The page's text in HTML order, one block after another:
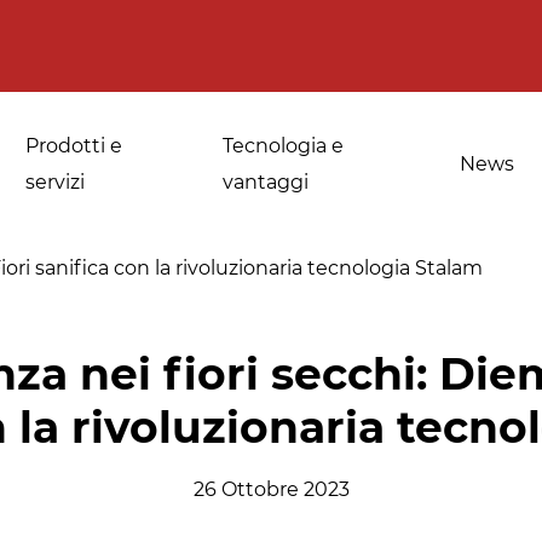
Prodotti e
servizi
Applicazioni per le
fornerie industriali
Temperaggio e
scongelamento
Sanificazione di
spezie, erbe
medicinali e
Tecnologia e
vantaggi
News
sanifica con la rivoluzionaria tecnologia Stalam
nei fiori secchi:
la rivoluzionaria
26 Ottobre 2023